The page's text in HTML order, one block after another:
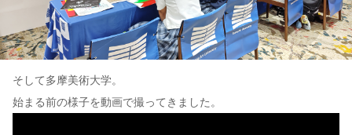
そして多摩美術大学。
始まる前の様子を動画で撮ってきました。